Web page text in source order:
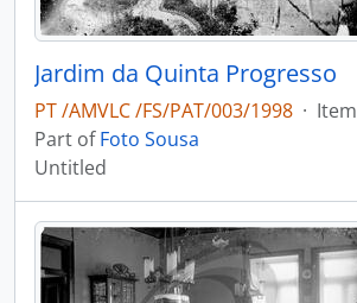
Jardim da Quinta Progresso
PT /AMVLC /FS/PAT/003/1998 · Item
Part ofFoto Sousa
Untitled